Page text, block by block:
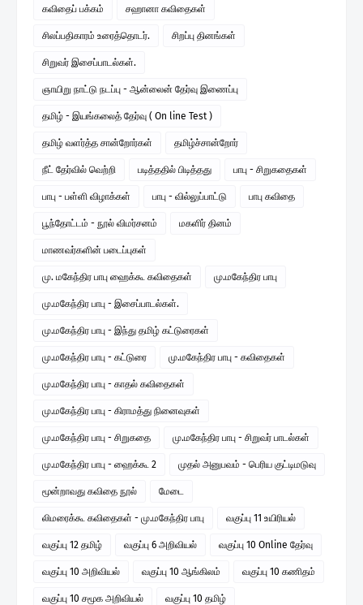
கவிதைப் பக்கம் சஹானா கவிதைகள்
சிலப்பதிகாரம் உரைத்தொடர். சிறப்பு தினங்கள்
சிறுவர் இசைப்பாடல்கள்.
ஞாயிறு நாட்டு நடப்பு - ஆன்லைன் தேர்வு இணைப்பு
தமிழ் - இயங்கலைத் தேர்வு ( On line Test )
தமிழ் வளர்த்த சான்றோர்கள் தமிழ்ச்சான்றோர்
நீட் தேர்வில் வெற்றி படித்ததில் பிடித்தது பாபு - சிறுகதைகள்
பாபு - பள்ளி விழாக்கள் பாபு - வில்லுப்பாட்டு பாபு கவிதை
பூந்தோட்டம் - நூல் விமர்சனம் மகளிர் தினம்
மாணவர்களின் படைப்புகள்
மு. மகேந்திர பாபு ஹைக்கூ கவிதைகள் மு.மகேந்திர பாபு
மு.மகேந்திர பாபு - இசைப்பாடல்கள்.
மு.மகேந்திர பாபு - இந்து தமிழ் கட்டுரைகள்
மு.மகேந்திர பாபு - கட்டுரை மு.மகேந்திர பாபு - கவிதைகள்
மு.மகேந்திர பாபு - காதல் கவிதைகள்
மு.மகேந்திர பாபு - கிராமத்து நினைவுகள்
மு.மகேந்திர பாபு - சிறுகதை மு.மகேந்திர பாபு - சிறுவர் பாடல்கள்
மு.மகேந்திர பாபு - ஹைக்கூ 2 முதல் அனுபவம் - பெரிய குட்டிமடுவு
மூன்றாவது கவிதை நூல் மேடை
லிமரைக்கூ கவிதைகள் - மு.மகேந்திர பாபு வகுப்பு 11 உயிரியல்
வகுப்பு 12 தமிழ் வகுப்பு 6 அறிவியல் வகுப்பு 10 Online தேர்வு
வகுப்பு 10 அறிவியல் வகுப்பு 10 ஆங்கிலம் வகுப்பு 10 கணிதம்
வகுப்பு 10 சமூக அறிவியல் வகுப்பு 10 தமிழ்